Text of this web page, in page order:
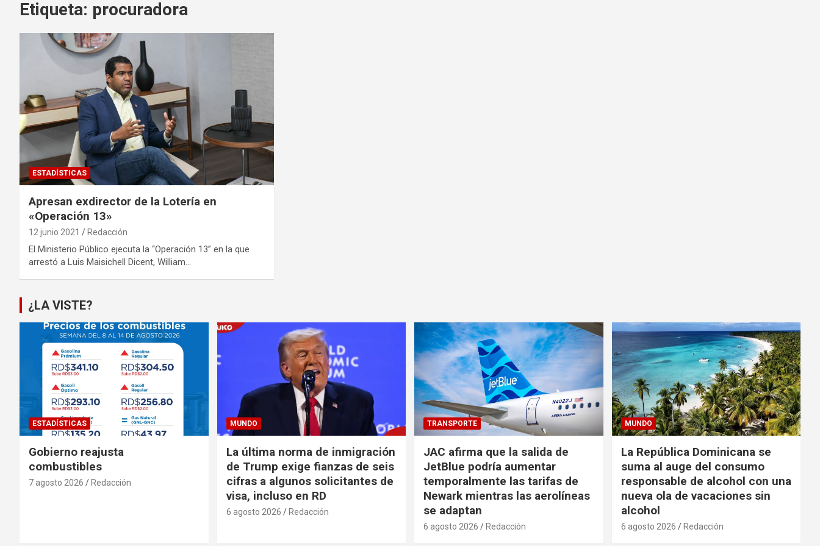
Etiqueta: procuradora
ESTADÍSTICAS
Apresan exdirector de la Lotería en
«Operación 13»
12 junio 2021 Redacción
El Ministerio Público ejecuta la “Operación 13” en la que
arrestó a Luis Maisichell Dicent, William…
¿LA VISTE?
ESTADÍSTICAS
Gobierno reajusta
combustibles
7 agosto 2026 Redacción
MUNDO
La última norma de inmigración
de Trump exige fianzas de seis
cifras a algunos solicitantes de
visa, incluso en RD
6 agosto 2026 Redacción
TRANSPORTE
JAC afirma que la salida de
JetBlue podría aumentar
temporalmente las tarifas de
Newark mientras las aerolíneas
se adaptan
6 agosto 2026 Redacción
MUNDO
La República Dominicana se
suma al auge del consumo
responsable de alcohol con una
nueva ola de vacaciones sin
alcohol
6 agosto 2026 Redacción